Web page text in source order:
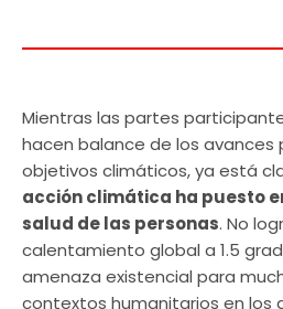
Mientras las partes
hacen balance de los avances
objetivos climáticos, ya está
acción climática ha puesto
salud de las personas. No
calentamiento global a 1.5
amenaza existencial para
contextos humanitarios en los